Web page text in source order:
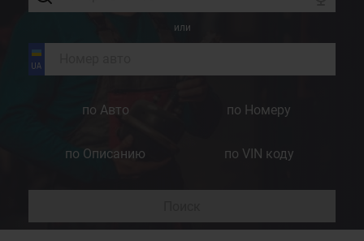
или
по Авто по Номеру
по Описанию по VIN коду